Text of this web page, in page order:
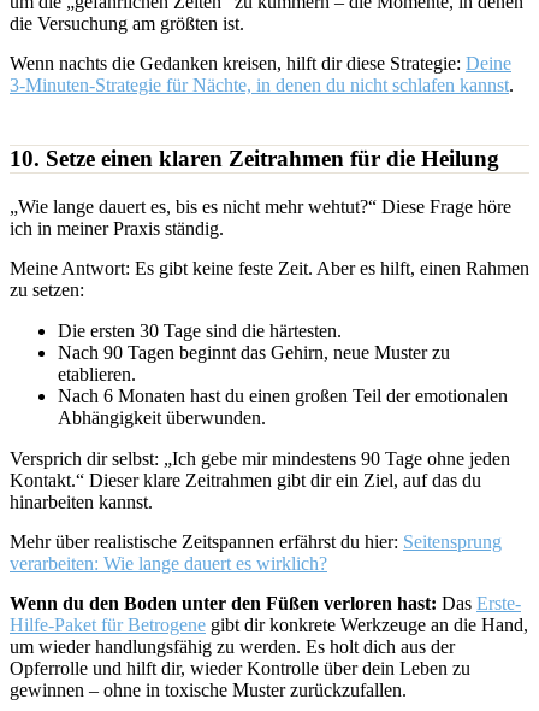
die Versuchung am größten ist.
Wenn nachts die Gedanken kreisen, hilft dir diese Strategie: Deine
3-Minuten-Strategie für Nächte, in denen du nicht schlafen kannst.
10. Setze einen klaren Zeitrahmen für die Heilung
„Wie lange dauert es, bis es nicht mehr wehtut?“ Diese Frage höre
ich in meiner Praxis ständig.
Meine Antwort: Es gibt keine feste Zeit. Aber es hilft, einen Rahmen
zu setzen:
Die ersten 30 Tage sind die härtesten.
Nach 90 Tagen beginnt das Gehirn, neue Muster zu
etablieren.
Nach 6 Monaten hast du einen großen Teil der emotionalen
Abhängigkeit überwunden.
Versprich dir selbst: „Ich gebe mir mindestens 90 Tage ohne jeden
Kontakt.“ Dieser klare Zeitrahmen gibt dir ein Ziel, auf das du
hinarbeiten kannst.
Mehr über realistische Zeitspannen erfährst du hier: Seitensprung
verarbeiten: Wie lange dauert es wirklich?
Wenn du den Boden unter den Füßen verloren hast: Das Erste-
Hilfe-Paket für Betrogene gibt dir konkrete Werkzeuge an die Hand,
um wieder handlungsfähig zu werden. Es holt dich aus der
Opferrolle und hilft dir, wieder Kontrolle über dein Leben zu
gewinnen – ohne in toxische Muster zurückzufallen.